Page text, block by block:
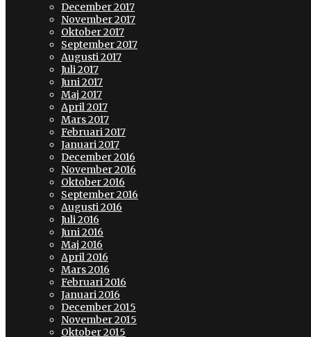
December 2017
November 2017
Oktober 2017
September 2017
Augusti 2017
Juli 2017
Juni 2017
Maj 2017
April 2017
Mars 2017
Februari 2017
Januari 2017
December 2016
November 2016
Oktober 2016
September 2016
Augusti 2016
Juli 2016
Juni 2016
Maj 2016
April 2016
Mars 2016
Februari 2016
Januari 2016
December 2015
November 2015
Oktober 2015